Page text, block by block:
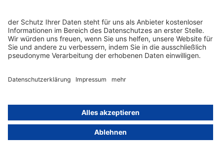
Über
Über uns
Presse, Medien & Events
Gruppe
activeMind AG (Deutschland)
Compliance-Portal
Online-Schulungs-Portal
Karriereportal